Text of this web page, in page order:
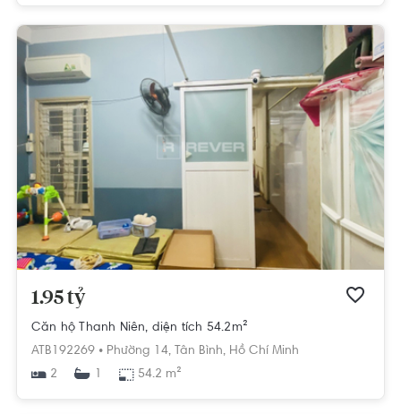
1.95 tỷ
Căn hộ Thanh Niên, diện tích 54.2m²
ATB192269 • Phường 14, Tân Bình, Hồ Chí Minh
2
1 54.2 m²